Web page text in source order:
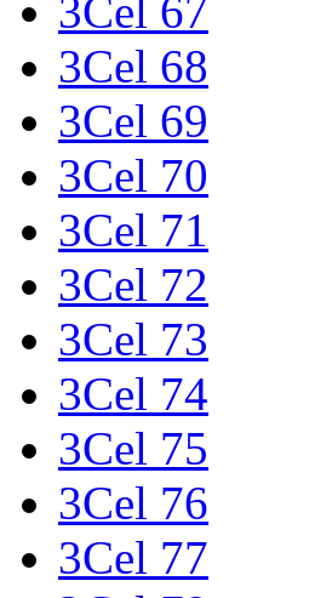
3Cel 67
3Cel 68
3Cel 69
3Cel 70
3Cel 71
3Cel 72
3Cel 73
3Cel 74
3Cel 75
3Cel 76
3Cel 77